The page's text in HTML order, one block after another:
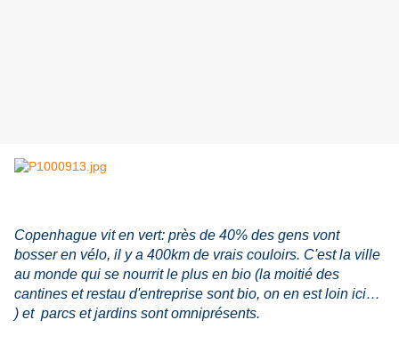
Copenhague vit en vert: près de 40% des gens vont
bosser en vélo, il y a 400km de vrais couloirs. C'est la ville
au monde qui se nourrit le plus en bio (la moitié des
cantines et restau d'entreprise sont bio, on en est loin ici…
) et parcs et jardins sont omniprésents.